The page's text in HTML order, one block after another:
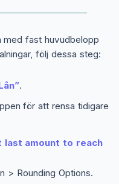
med fast huvudbelopp
följ dessa steg:
.
för att rensa tidigare
last amount to reach
> Rounding Options.